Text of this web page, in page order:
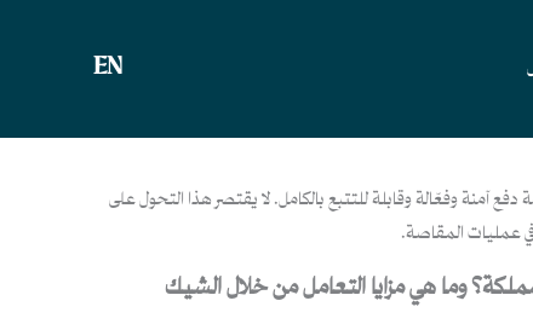
EN
آمنة وفعّالة وقابلة للتتبع بالكامل. لا يقتصر هذا التحول على
في عمليات المقاصة.
وما هي مزايا التعامل من خلال الشيك